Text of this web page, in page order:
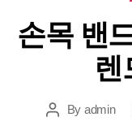
손목 밴
렌
PostBy admin